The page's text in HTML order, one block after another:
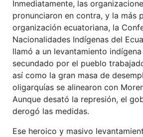
Inmediatamente, las
pronunciaron en contra, y la más
organización ecuatoriana, la
Nacionalidades Indígenas del
llamó a un levantamiento
secundado por el pueblo
así como la gran masa de
oligarquías se alinearon con
Aunque desató la represión, el
derogó las medidas.
Ese heroico y masivo